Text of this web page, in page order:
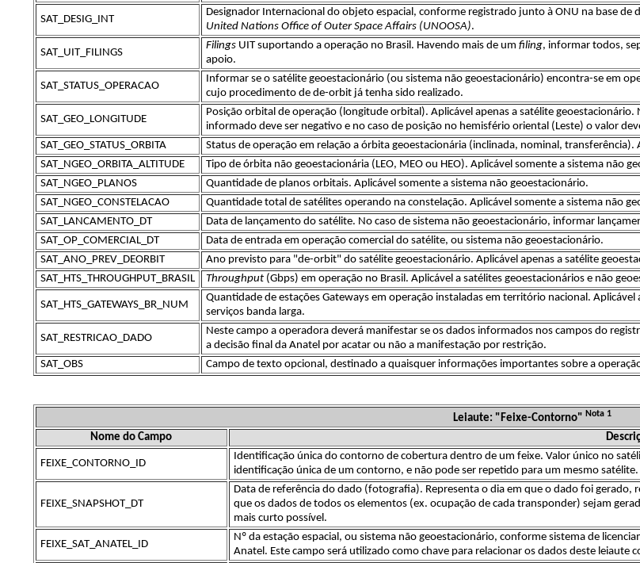
SAT_DESIG_INT
Designador Internacional do objeto espacial, conforme registrado junto à ONU na base de
United Nations Office of Outer Space Affairs (UNOOSA).
SAT_UIT_FILINGS
Filings UIT suportando a operação no Brasil. Havendo mais de um filing, informar todos,
apoio.
SAT_STATUS_OPERACAO
Informar se o satélite geoestacionário (ou sistema não geoestacionário) encontra-se em
cujo procedimento de de-orbit já tenha sido realizado.
SAT_GEO_LONGITUDE
Posição orbital de operação (longitude orbital). Aplicável apenas a satélite
informado deve ser negativo e no caso de posição no hemisfério oriental (Leste) o valor
SAT_GEO_STATUS_ORBITA
Status de operação em relação a órbita geoestacionária (inclinada, nominal, transferência).
SAT_NGEO_ORBITA_ALTITUDE
Tipo de órbita não geoestacionária (LEO, MEO ou HEO). Aplicável somente a sistema não
SAT_NGEO_PLANOS
Quantidade de planos orbitais. Aplicável somente a sistema não geoestacionário.
SAT_NGEO_CONSTELACAO
Quantidade total de satélites operando na constelação. Aplicável somente a sistema não
SAT_LANCAMENTO_DT
Data de lançamento do satélite. No caso de sistema não geoestacionário, informar
SAT_OP_COMERCIAL_DT
Data de entrada em operação comercial do satélite, ou sistema não geoestacionário.
SAT_ANO_PREV_DEORBIT
Ano previsto para "de-orbit" do satélite geoestacionário. Aplicável apenas a satélite
SAT_HTS_THROUGHPUT_BRASIL
Throughput (Gbps) em operação no Brasil. Aplicável a satélites geoestacionários e não
SAT_HTS_GATEWAYS_BR_NUM
Quantidade de estações Gateways em operação instaladas em território nacional.
serviços banda larga.
SAT_RESTRICAO_DADO
Neste campo a operadora deverá manifestar se os dados informados nos campos do
a decisão final da Anatel por acatar ou não a manifestação por restrição.
SAT_OBS
Campo de texto opcional, destinado a quaisquer informações importantes sobre a
Leiaute: "Feixe-Contorno" Nota 1
Nome do Campo
FEIXE_CONTORNO_ID
Identificação única do contorno de cobertura dentro de um feixe. Valor único no
identificação única de um contorno, e não pode ser repetido para um mesmo satélite.
FEIXE_SNAPSHOT_DT
Data de referência do dado (fotografia). Representa o dia em que o dado foi gerado,
que os dados de todos os elementos (ex. ocupação de cada transponder) sejam
mais curto possível.
FEIXE_SAT_ANATEL_ID
Nº da estação espacial, ou sistema não geoestacionário, conforme sistema de
Anatel. Este campo será utilizado como chave para relacionar os dados deste leiaute